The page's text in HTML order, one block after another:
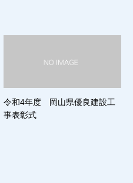
令和4年度 岡山県優良建設工
事表彰式